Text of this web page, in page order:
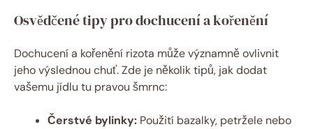
Osvědčené tipy pro dochucení a kořenění
Dochucení a kořenění rizota může významně ovlivnit
jeho výslednou chuť. Zde je několik tipů, jak dodat
vašemu jídlu tu pravou šmrnc:
Čerstvé bylinky: Použití bazalky, petržele nebo